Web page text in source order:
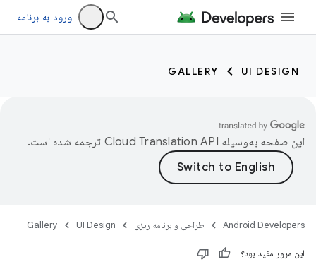
ورود به برنامه
UI DESIGN
GALLERY
این صفحه به‌وسیله ترجمه شده است.
Android Developers طراحی و برنامه ریزی UI Design
Gallery
این مرور مفید بود؟